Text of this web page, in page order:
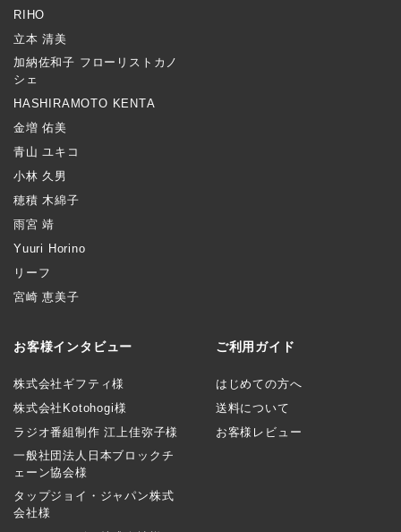
RIHO
立本 清美
加納佐和子 フローリストカノ
シェ
HASHIRAMOTO KENTA
金増 佑美
青山 ユキコ
小林 久男
穂積 木綿子
雨宮 靖
Yuuri Horino
リーフ
宮崎 恵美子
お客様インタビュー
株式会社ギフティ様
株式会社Kotohogi様
ラジオ番組制作 江上佳弥子様
一般社団法人日本ブロックチ
ェーン協会様
タップジョイ・ジャパン株式
会社様
ご利用ガイド
はじめての方へ
送料について
お客様レビュー